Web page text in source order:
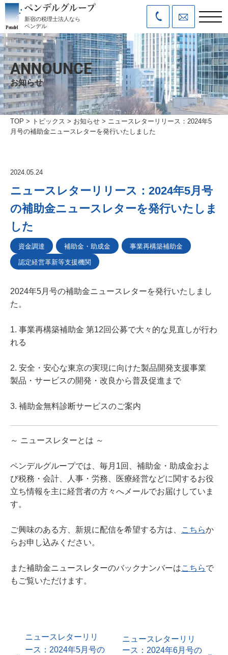
新宿の税理士法人なら
ペンデル
ANNOUNCE
お知らせ
TOP > トピックス > お知らせ > ニュースレターリリース：2024年5
月号の補助金ニュースレターを発行いたしました
2024.05.24
ニュースレターリリース：2024年5月号
の補助金ニュースレターを発行いたしま
した
資金調達 補助金・助成金 事業再構築補助金
認定経営革新等支援機関
2024年5月号の補助金ニュースレターを発行いたしまし
た。
1. 事業再構築補助金 第12回公募で大々的な見直しが行わ
れる
2. 安全・安心な東京の実現に向けた製品開発支援事業
製品・サービスの開発・改良から普及促進まで
3. 補助金無料診断サービスのご案内
～ ニュースレターとは ～
ペンデルグループでは、毎月1回、補助金・助成金およ
び税務・会計、人事・労務、医療経営などに関するお役
立ち情報を主に経営者の方々へメールでお届けしていま
す。
ご興味のある方、新規に配信を希望する方は、 こちらか
らお申し込みください。
また補助金ニュースレターのバックナンバーはこちらで
もご覧いただけます。
ニュースレターリリ
ース：2024年5月号の
ニュースレターリリ
ース：2024年6月号の